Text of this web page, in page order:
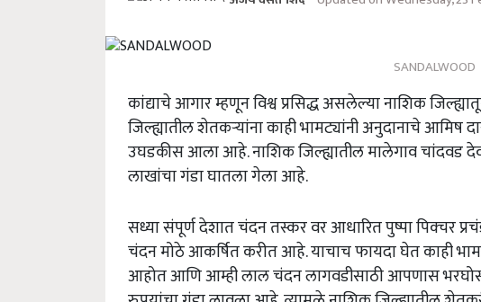
SANDALWOOD
कांद्याचे आगार म्हणून विश्व प्रसिद्ध असलेल्या नाशिक
जिल्ह्यातील शेतकऱ्यांना काही भामट्यांनी अनुदानाचे आमिष
उघडकीस आला आहे. नाशिक जिल्ह्यातील मालेगाव चांदवड
लाखांचा गंडा घातला गेला आहे.
सध्या संपूर्ण देशात चंदन तस्कर वर आधारित पुष्पा पिक्चर
चंदन मोठे आकर्षित करीत आहे. याचाच फायदा घेत काही
आहोत आणि आम्ही लाल चंदन लागवडीसाठी आपणास